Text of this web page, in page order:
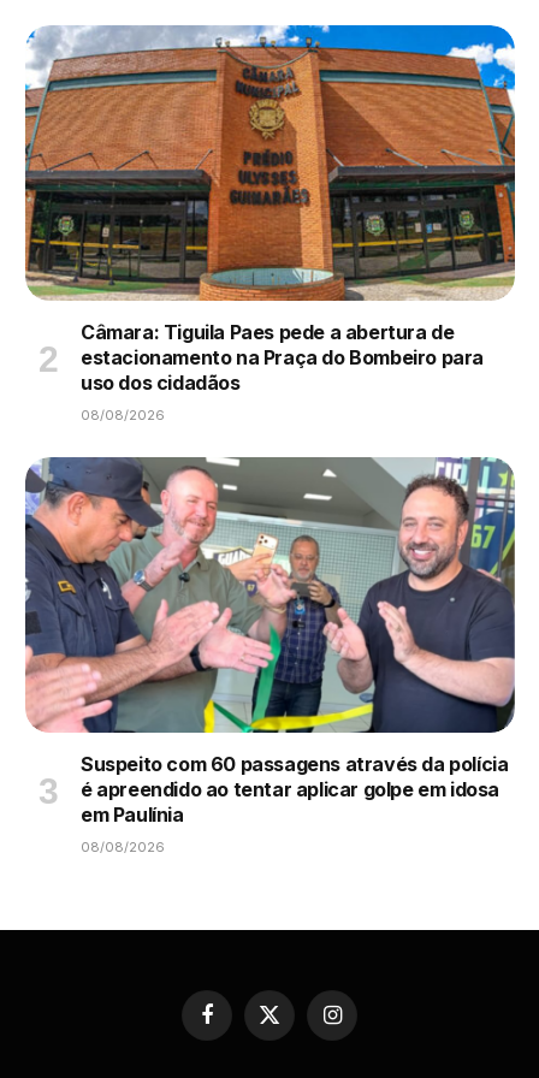
Câmara: Tiguila Paes pede a abertura de
estacionamento na Praça do Bombeiro para
uso dos cidadãos
08/08/2026
Suspeito com 60 passagens através da polícia
é apreendido ao tentar aplicar golpe em idosa
em Paulínia
08/08/2026
Facebook
X
(Twitter)
Instagram